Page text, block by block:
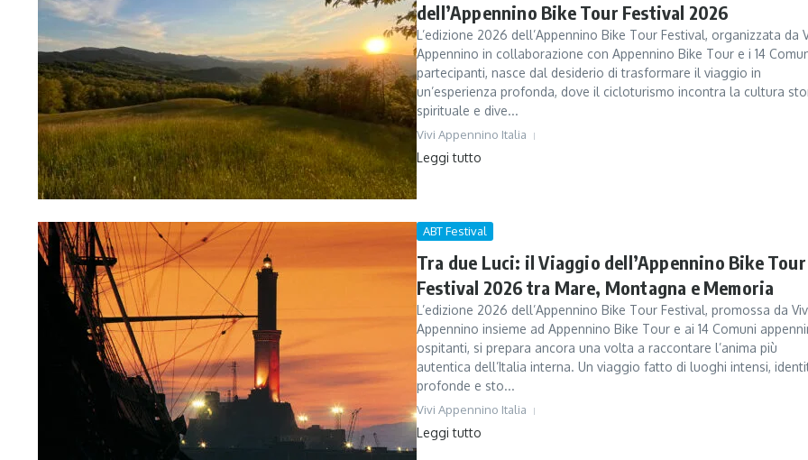
dell’Appennino Bike Tour Festival 2026
L’edizione 2026 dell’Appennino Bike Tour Festival, organizzata da
Appennino in collaborazione con Appennino Bike Tour e i 14
partecipanti, nasce dal desiderio di trasformare il viaggio in
un’esperienza profonda, dove il cicloturismo incontra la cultura
spirituale e dive...
Vivi Appennino Italia
Leggi tutto
ABT Festival
Tra due Luci: il Viaggio dell’Appennino Bike Tour
Festival 2026 tra Mare, Montagna e Memoria
L’edizione 2026 dell’Appennino Bike Tour Festival, promossa da
Appennino insieme ad Appennino Bike Tour e ai 14 Comuni
ospitanti, si prepara ancora una volta a raccontare l’anima più
autentica dell’Italia interna. Un viaggio fatto di luoghi intensi,
profonde e sto...
Vivi Appennino Italia
Leggi tutto